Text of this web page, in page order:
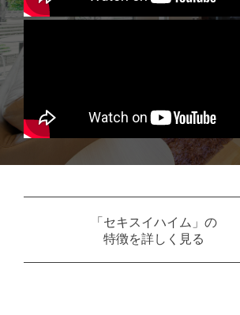
「セキスイハイム」の
特徴を詳しく見る